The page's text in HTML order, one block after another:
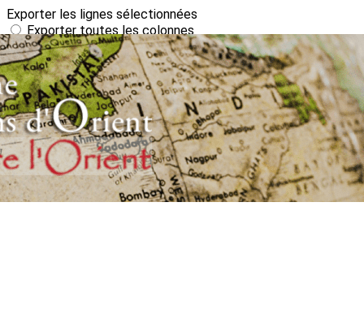
Exporter les lignes sélectionnées
Exporter toutes les colonnes
Exporter uniquement les colonnes affichées
Menu
?>
Images de la page d'accueil
Cliquez pour éditer